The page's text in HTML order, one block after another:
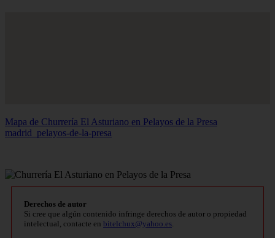
Mapa de Churrería El Asturiano en Pelayos de la Presa
madrid_pelayos-de-la-presa
Derechos de autor
Si cree que algún contenido infringe derechos de autor o propiedad
intelectual, contacte en bitelchux@yahoo.es